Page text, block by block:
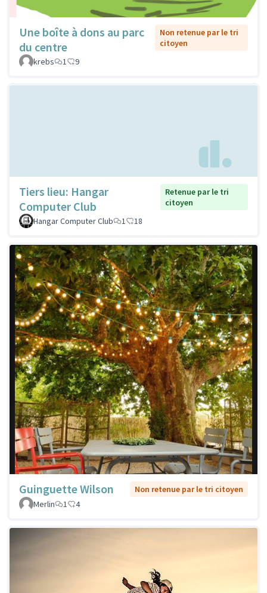
Une boîte à dons au parc
du centre
Non retenue par le tri
citoyen
krebs
1 9
Tiers lieu: Hangar
Computer Club
Retenue par le tri
citoyen
Hangar Computer Club
1 18
Guinguette Wilson
Non retenue par le tri citoyen
Merlin
1 4